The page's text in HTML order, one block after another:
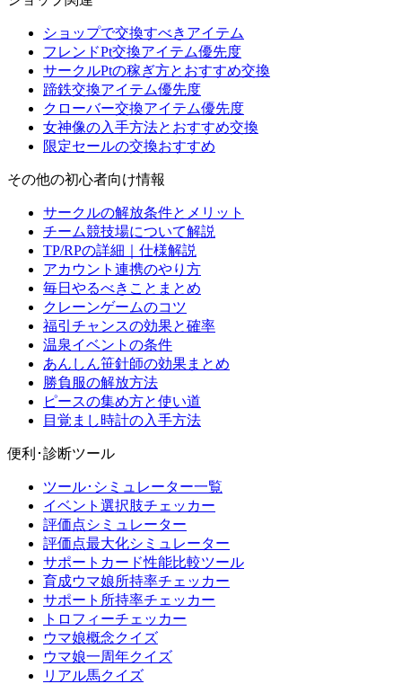
ショップで交換すべきアイテム
フレンドPt交換アイテム優先度
サークルPtの稼ぎ方とおすすめ交換
蹄鉄交換アイテム優先度
クローバー交換アイテム優先度
女神像の入手方法とおすすめ交換
限定セールの交換おすすめ
その他の初心者向け情報
サークルの解放条件とメリット
チーム競技場について解説
TP/RPの詳細｜仕様解説
アカウント連携のやり方
毎日やるべきことまとめ
クレーンゲームのコツ
福引チャンスの効果と確率
温泉イベントの条件
あんしん笹針師の効果まとめ
勝負服の解放方法
ピースの集め方と使い道
目覚まし時計の入手方法
便利･診断ツール
ツール･シミュレーター一覧
イベント選択肢チェッカー
評価点シミュレーター
評価点最大化シミュレーター
サポートカード性能比較ツール
育成ウマ娘所持率チェッカー
サポート所持率チェッカー
トロフィーチェッカー
ウマ娘概念クイズ
ウマ娘一周年クイズ
リアル馬クイズ